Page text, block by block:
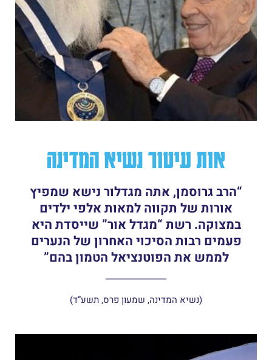
(נשיא המדינה, שמעון פרס, תשע”ד)
אות עיטור נשיא המדינה
“הרב גרוסמן, אתה מגדלור נישא שמפיץ
אורות של תקווה למאות אלפי ילדים
במצוקה. רשת “מגדל אור” שייסדת היא
פעמים רבות הסיכוי האחרון של הנערים
לממש את הפוטנציאל הטמון בהם”